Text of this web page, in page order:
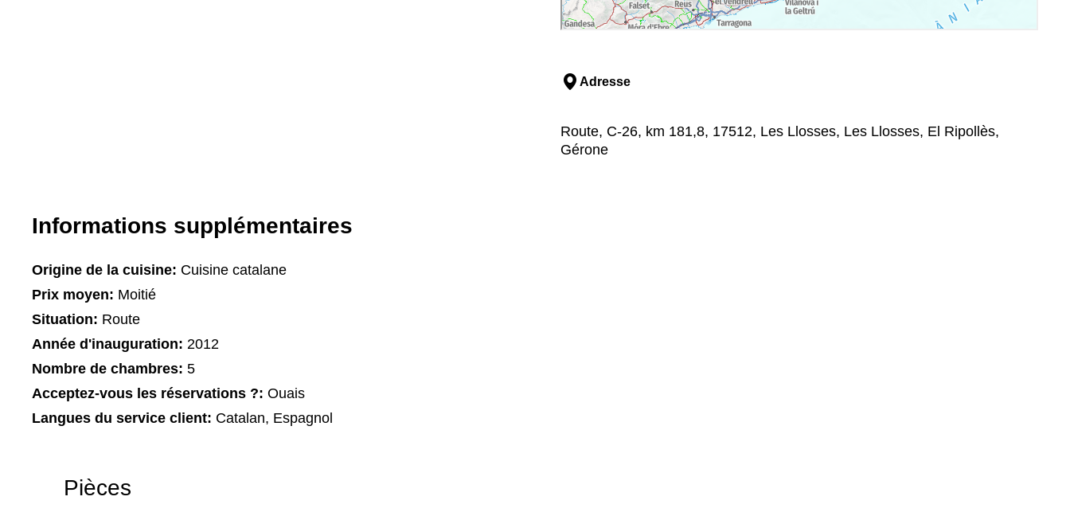
Adresse
Route, C-26, km 181,8, 17512, Les Llosses, Les Llosses, El Ripollès,
Gérone
Informations supplémentaires
Origine de la cuisine: Cuisine catalane
Prix moyen: Moitié
Situation: Route
Année d'inauguration: 2012
Nombre de chambres: 5
Acceptez-vous les réservations ?: Ouais
Langues du service client: Catalan, Espagnol
Pièces